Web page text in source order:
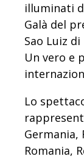
illuminati
Galà del
Sao Luiz
Un vero e
Lo
Germania,
Romania,